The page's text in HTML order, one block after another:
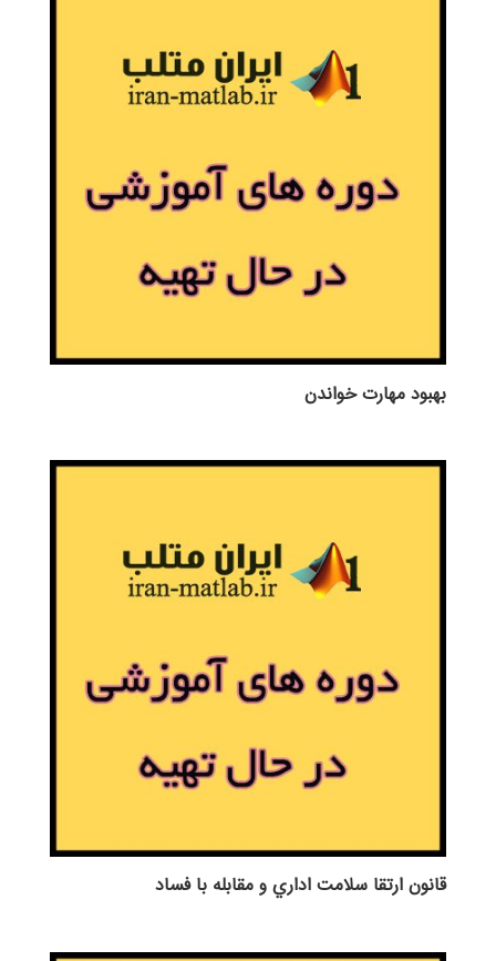
بهبود مهارت خواندن
قانون ارتقا سلامت اداري و مقابله با فساد